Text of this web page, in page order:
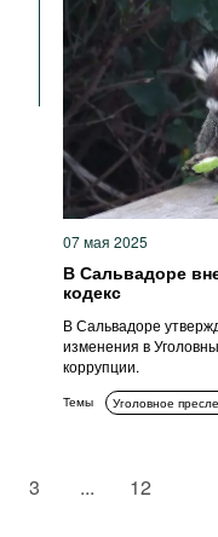
07 мая 2025
В Сальвадоре
кодекс
В Сальвадоре
изменения в
коррупции.
Темы Уголовное
3 ... 12